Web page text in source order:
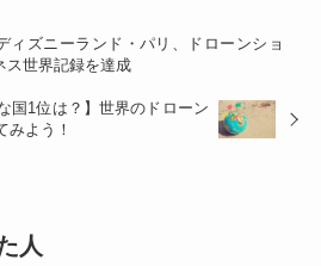
ィズニーランド・パリ、ドローンショ
ス世界記録を達成
国1位は？】世界のドローン
みよう！
人